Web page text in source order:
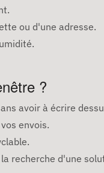
ou d'une adresse.
?
avoir à écrire
envois.
recherche d'une